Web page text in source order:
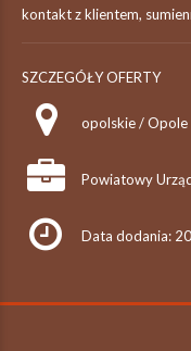
kontakt z klientem,
SZCZEGÓŁY OFERTY
opolskie / Opole
Powiatowy
Data dodania: